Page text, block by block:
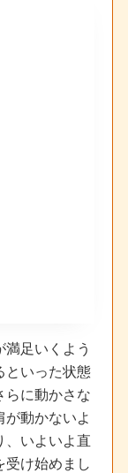
足いくよう
といった状態
らに動かさな
が動かないよ
、いよいよ直
受け始めまし